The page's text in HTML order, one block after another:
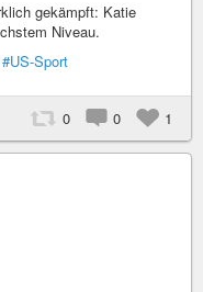
gekämpft: Katie
Niveau.
#US-Sport
0 0 1